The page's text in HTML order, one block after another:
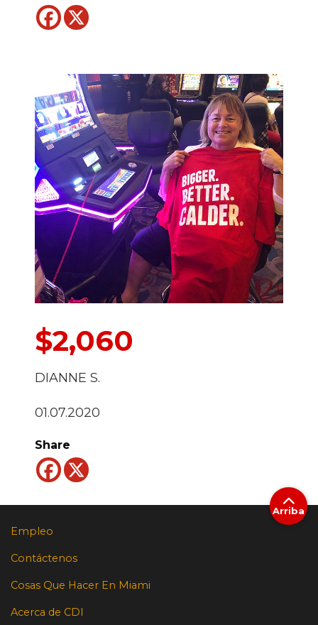
$2,060
DIANNE S.
01.07.2020
Share
Empleo
Contáctenos
Cosas Que Hacer En Miami
Acerca de CDI
Arriba